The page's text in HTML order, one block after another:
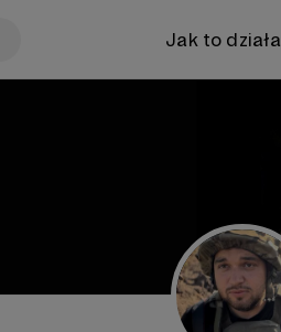
Jak to